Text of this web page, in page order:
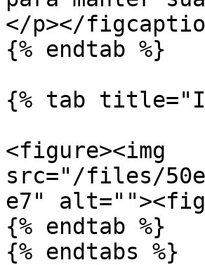
</p></
{% endtab %}
{% tab
<figure><img
src="/files/
e7"
{% endtab %}
{% endtabs %}